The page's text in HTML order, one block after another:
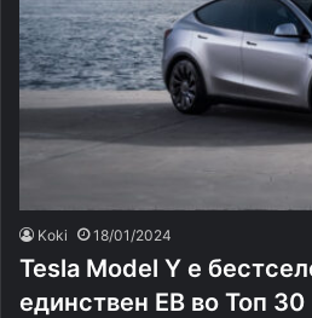
Koki 18/01/2024
Tesla Model Y е
единствен ЕВ во Топ 30